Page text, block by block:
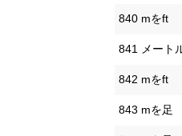
840 mをft
841 メート
842 mをft
843 mを足